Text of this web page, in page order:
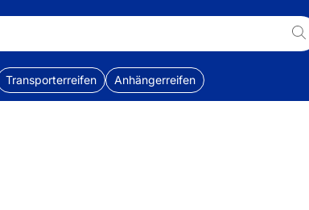
Transporterreifen Anhängerreifen